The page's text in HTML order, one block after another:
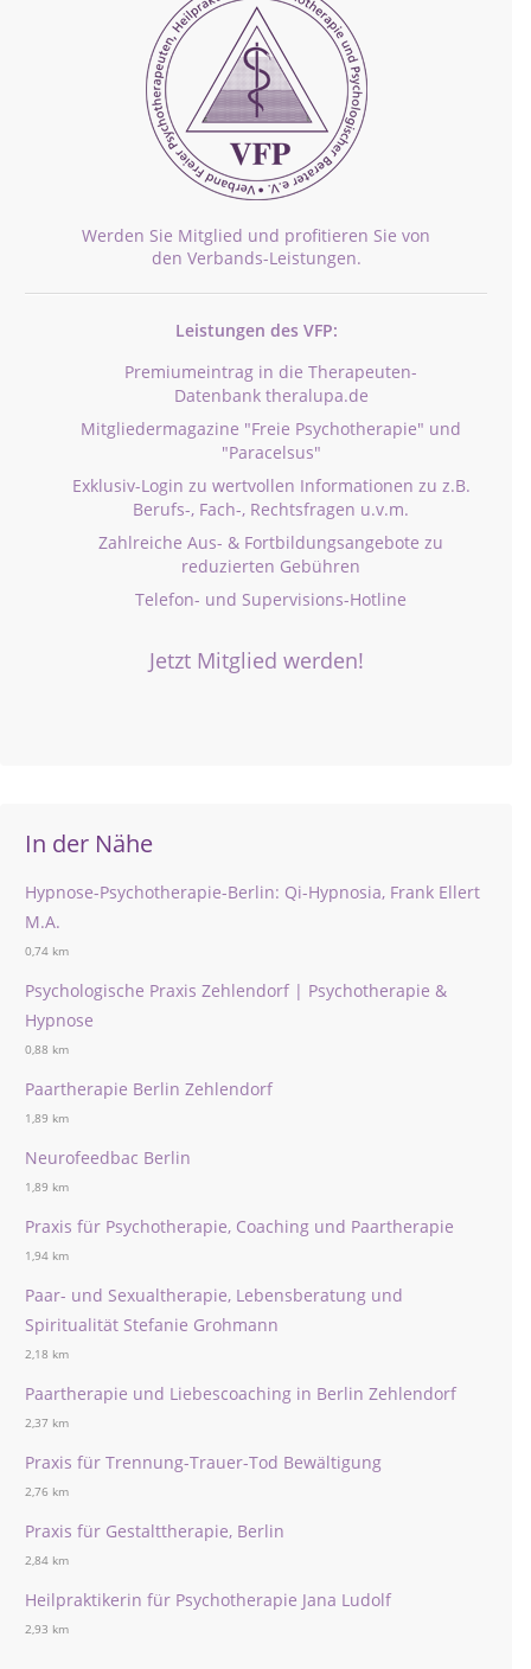
Werden Sie Mitglied und profitieren Sie von
den Verbands-Leistungen.
Leistungen des VFP:
Premiumeintrag in die Therapeuten-
Datenbank theralupa.de
Mitgliedermagazine "Freie Psychotherapie" und
"Paracelsus"
Exklusiv-Login zu wertvollen Informationen zu z.B.
Berufs-, Fach-, Rechtsfragen u.v.m.
Zahlreiche Aus- & Fortbildungsangebote zu
reduzierten Gebühren
Telefon- und Supervisions-Hotline
Jetzt Mitglied werden!
In der Nähe
Hypnose-Psychotherapie-Berlin: Qi-Hypnosia, Frank Ellert
M.A.
0,74 km
Psychologische Praxis Zehlendorf | Psychotherapie &
Hypnose
0,88 km
Paartherapie Berlin Zehlendorf
1,89 km
Neurofeedbac Berlin
1,89 km
Praxis für Psychotherapie, Coaching und Paartherapie
1,94 km
Paar- und Sexualtherapie, Lebensberatung und
Spiritualität Stefanie Grohmann
2,18 km
Paartherapie und Liebescoaching in Berlin Zehlendorf
2,37 km
Praxis für Trennung-Trauer-Tod Bewältigung
2,76 km
Praxis für Gestalttherapie, Berlin
2,84 km
Heilpraktikerin für Psychotherapie Jana Ludolf
2,93 km